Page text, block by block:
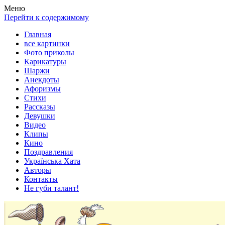
Весела хата — прикольные картинки, смешные истории, клипы!
Покажем всем ваши фото приколы, карикатуры, шаржи, стихи,
Меню
Перейти к содержимому
Главная
все картинки
Фото приколы
Карикатуры
Шаржи
Анекдоты
Афоризмы
Стихи
Рассказы
Девушки
Видео
Клипы
Кино
Поздравления
Українська Хата
Авторы
Контакты
Не губи талант!